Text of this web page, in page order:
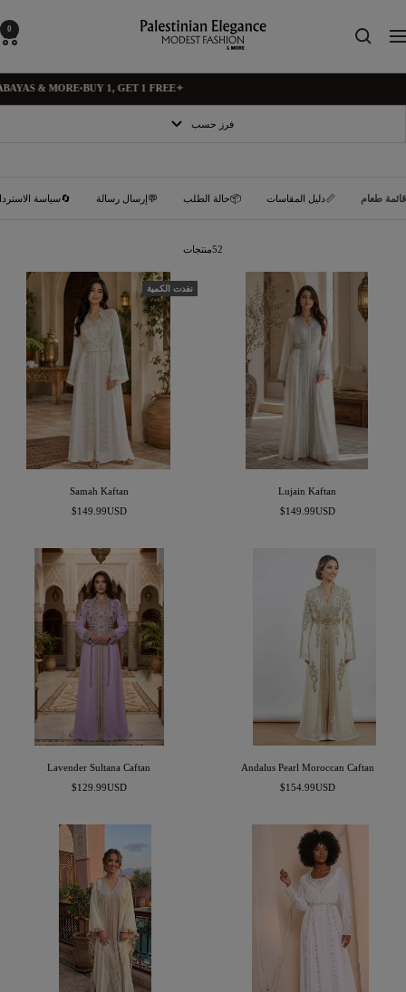
محتوي
التنقل
Palestinian
Elegance
0
✦
BUY 1, GET 1 FREE
•
& MORE
فرز حسب
قائمة طعام 📏دليل المقاسات 📦حالة الطلب 💬إرسال رسالة 🔄سياسة
52منتجات
Lujain Kaftan
السعر
$149.99USD
نفدت الكمية
Samah Kaftan
السعر
$149.99USD
Andalus Pearl Moroccan Caftan
السعر
$154.99USD
Lavender Sultana Caftan
السعر
$129.99USD